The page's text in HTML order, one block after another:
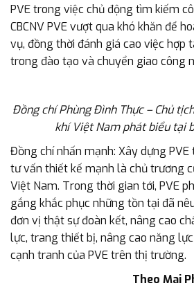
PVE trong việc chủ động tìm kiếm
CBCNV PVE vượt qua khó khăn để
vụ, đồng thời đánh giá cao việc hợp
trong đào tạo và chuyển giao công
Đồng chí Phùng Đình Thực – Chủ
khí Việt Nam phát biểu tại
Đồng chí nhấn mạnh: Xây dựng
tư vấn thiết kế mạnh là chủ trương
Việt Nam. Trong thời gian tới, PVE
gắng khắc phục những tồn tại đã
đơn vị thật sự đoàn kết, nâng cao
lực, trang thiết bị, nâng cao năng
cạnh tranh của PVE trên thị trường.
Theo Mai